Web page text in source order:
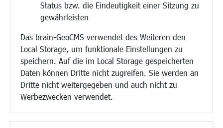
Status bzw. die Eindeutigkeit einer Sitzung zu
gewährleisten
Das brain-GeoCMS verwendet des Weiteren den
Local Storage, um funktionale Einstellungen zu
speichern. Auf die im Local Storage gespeicherten
Daten können Dritte nicht zugreifen. Sie werden an
Dritte nicht weitergegeben und auch nicht zu
Werbezwecken verwendet.
Bebauungsplanung
Verkehr/Mobilität
Glasfaserausbau
Aktuelle Baustellen
Paddelteich
CINDY S
Kultur/Freizeit/Tourismus